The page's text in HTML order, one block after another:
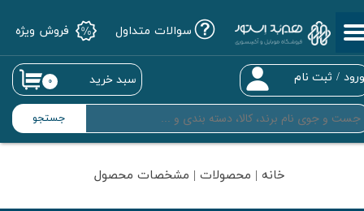
جستجو
/ ثبت نام
حساب کاربری من
تغییر گذر واژه
سفارشات
خروج از حساب کاربری
۰ سبد خرید
سوالات متداول فروش ویژه
خانه | محصولات | مشخصات محصول